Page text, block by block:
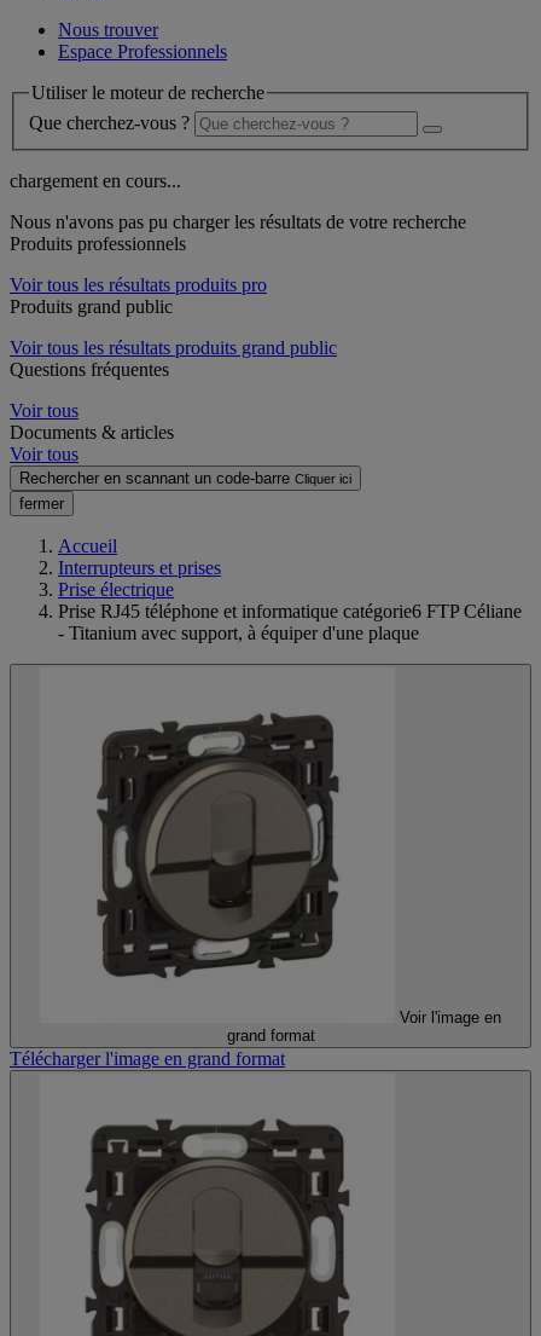
Nous trouver
Espace Professionnels
Utiliser le moteur de recherche
Que cherchez-vous ?
chargement en cours...
Nous n'avons pas pu charger les résultats de votre recherche
Produits professionnels
Voir tous les résultats produits pro
Produits grand public
Voir tous les résultats produits grand public
Questions fréquentes
Voir tous
Documents & articles
Voir tous
Rechercher en scannant un code-barre Cliquer ici
fermer
Accueil
Interrupteurs et prises
Prise électrique
Prise RJ45 téléphone et informatique catégorie6 FTP Céliane
- Titanium avec support, à équiper d'une plaque
Voir l'image en
grand format
Télécharger l'image en grand format